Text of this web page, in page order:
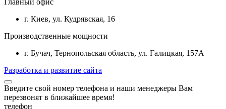
Главный офис
г. Киев, ул. Кудрявская, 16
Производственные мощности
г. Бучач, Тернопольская область, ул. Галицкая, 157А
Разработка и развитие сайта
Введите свой номер телефона и наши менеджеры Вам
перезвонят в ближайшее время!
телефон